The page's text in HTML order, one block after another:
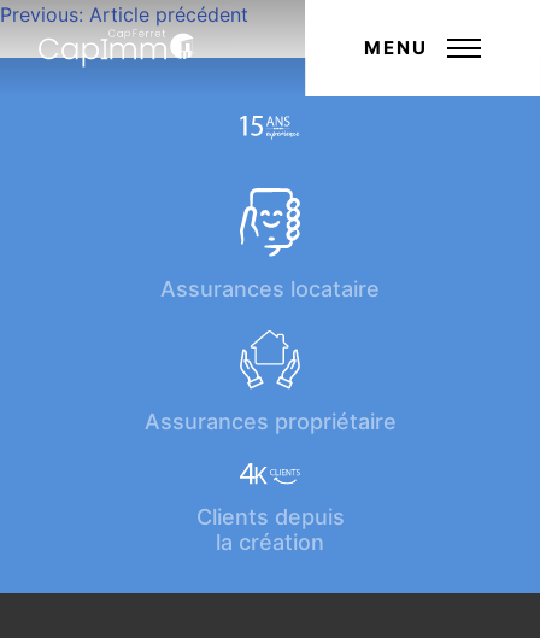
MENU
Navigation
de
Previous: Article précédent
Assurances locataire
Assurances propriétaire
Clients depuis
la création